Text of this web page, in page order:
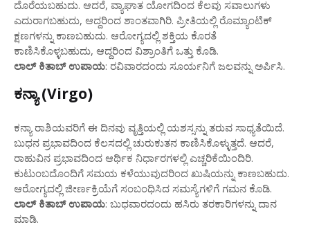
ದೊರೆಯಬಹುದು. ಆದರೆ, ವ್ಯಾಘಾತ ಯೋಗದಿಂದ ಕೆಲವು ಸವಾಲುಗಳು
ಎದುರಾಗಬಹುದು, ಆದ್ದರಿಂದ ಶಾಂತವಾಗಿರಿ. ಪ್ರೀತಿಯಲ್ಲಿ ರೊಮ್ಯಾಂಟಿಕ್
ಕ್ಷಣಗಳನ್ನು ಕಾಣಬಹುದು. ಆರೋಗ್ಯದಲ್ಲಿ ಶಕ್ತಿಯ ಕೊರತೆ
ಕಾಣಿಸಿಕೊಳ್ಳಬಹುದು, ಆದ್ದರಿಂದ ವಿಶ್ರಾಂತಿಗೆ ಒತ್ತು ಕೊಡಿ.
ಲಾಲ್ ಕಿತಾಬ್ ಉಪಾಯ: ರವಿವಾರದಂದು ಸೂರ್ಯನಿಗೆ ಜಲವನ್ನು ಅರ್ಪಿಸಿ.
ಕನ್ಯಾ (Virgo)
ಕನ್ಯಾ ರಾಶಿಯವರಿಗೆ ಈ ದಿನವು ವೃತ್ತಿಯಲ್ಲಿ ಯಶಸ್ಸನ್ನು ತರುವ ಸಾಧ್ಯತೆಯಿದೆ.
ಬುಧನ ಪ್ರಭಾವದಿಂದ ಕೆಲಸದಲ್ಲಿ ಚುರುಕುತನ ಕಾಣಿಸಿಕೊಳ್ಳುತ್ತದೆ. ಆದರೆ,
ರಾಹುವಿನ ಪ್ರಭಾವದಿಂದ ಆರ್ಥಿಕ ನಿರ್ಧಾರಗಳಲ್ಲಿ ಎಚ್ಚರಿಕೆಯಿಂದಿರಿ.
ಕುಟುಂಬದೊಂದಿಗೆ ಸಮಯ ಕಳೆಯುವುದರಿಂದ ಖುಷಿಯನ್ನು ಕಾಣಬಹುದು.
ಆರೋಗ್ಯದಲ್ಲಿ ಜೀರ್ಣಕ್ರಿಯೆಗೆ ಸಂಬಂಧಿಸಿದ ಸಮಸ್ಯೆಗಳಿಗೆ ಗಮನ ಕೊಡಿ.
ಲಾಲ್ ಕಿತಾಬ್ ಉಪಾಯ: ಬುಧವಾರದಂದು ಹಸಿರು ತರಕಾರಿಗಳನ್ನು ದಾನ
ಮಾಡಿ.